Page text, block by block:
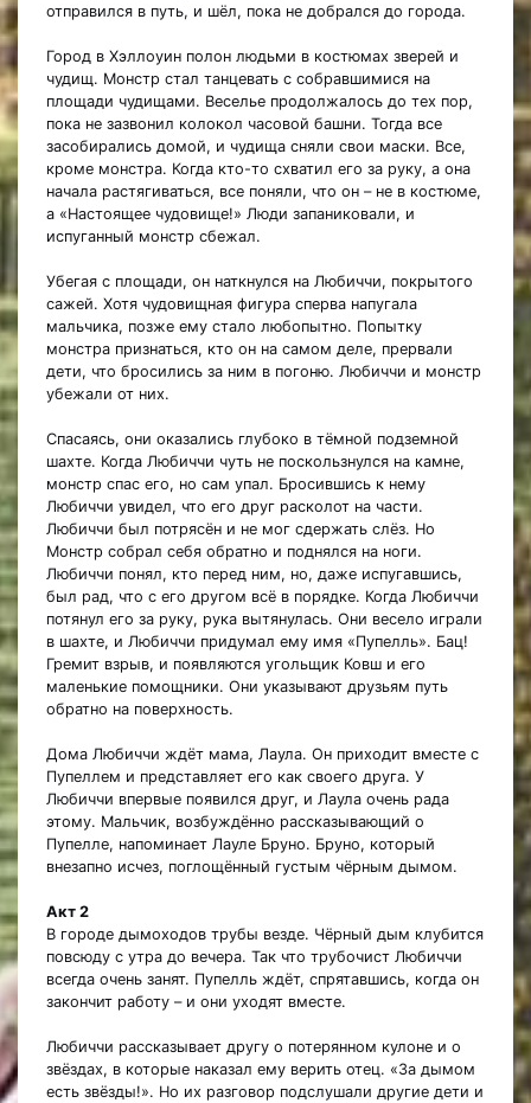
отправился в путь, и шёл, пока не добрался до города.
Город в Хэллоуин полон людьми в костюмах зверей и
чудищ. Монстр стал танцевать с собравшимися на
площади чудищами. Веселье продолжалось до тех пор,
пока не зазвонил колокол часовой башни. Тогда все
засобирались домой, и чудища сняли свои маски. Все,
кроме монстра. Когда кто-то схватил его за руку, а она
начала растягиваться, все поняли, что он – не в костюме,
а «Настоящее чудовище!» Люди запаниковали, и
испуганный монстр сбежал.
Убегая с площади, он наткнулся на Любиччи, покрытого
сажей. Хотя чудовищная фигура сперва напугала
мальчика, позже ему стало любопытно. Попытку
монстра признаться, кто он на самом деле, прервали
дети, что бросились за ним в погоню. Любиччи и монстр
убежали от них.
Спасаясь, они оказались глубоко в тёмной подземной
шахте. Когда Любиччи чуть не поскользнулся на камне,
монстр спас его, но сам упал. Бросившись к нему
Любиччи увидел, что его друг расколот на части.
Любиччи был потрясён и не мог сдержать слёз. Но
Монстр собрал себя обратно и поднялся на ноги.
Любиччи понял, кто перед ним, но, даже испугавшись,
был рад, что с его другом всё в порядке. Когда Любиччи
потянул его за руку, рука вытянулась. Они весело играли
в шахте, и Любиччи придумал ему имя «Пупелль». Бац!
Гремит взрыв, и появляются угольщик Ковш и его
маленькие помощники. Они указывают друзьям путь
обратно на поверхность.
Дома Любиччи ждёт мама, Лаула. Он приходит вместе с
Пупеллем и представляет его как своего друга. У
Любиччи впервые появился друг, и Лаула очень рада
этому. Мальчик, возбуждённо рассказывающий о
Пупелле, напоминает Лауле Бруно. Бруно, который
внезапно исчез, поглощённый густым чёрным дымом.
Акт 2
В городе дымоходов трубы везде. Чёрный дым клубится
повсюду с утра до вечера. Так что трубочист Любиччи
всегда очень занят. Пупелль ждёт, спрятавшись, когда он
закончит работу – и они уходят вместе.
Любиччи рассказывает другу о потерянном кулоне и о
звёздах, в которые наказал ему верить отец. «За дымом
есть звёзды!». Но их разговор подслушали другие дети и